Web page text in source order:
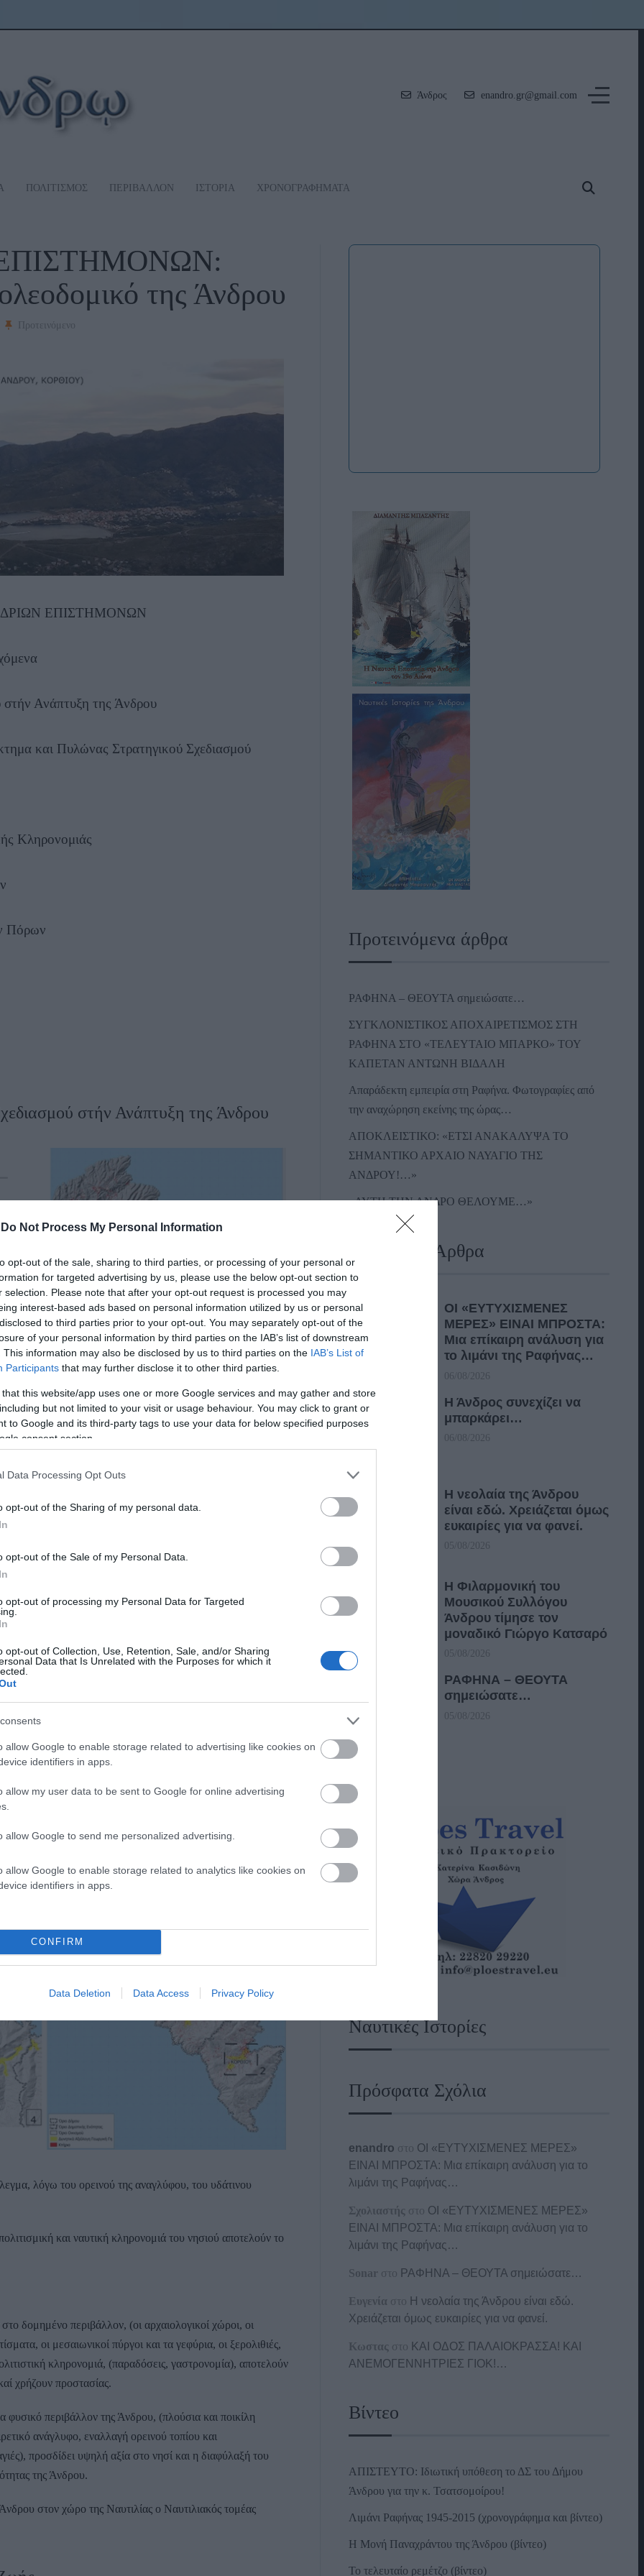
Do Not Process My Personal Information
opt-out of the sale, sharing to third parties, or processing of your personal or
for targeted advertising by us, please use the below opt-out section to
selection. Please note that after your opt-out request is processed you may
interest-based ads based on personal information utilized by us or personal
to third parties prior to your opt-out. You may separately opt-out of the
of your personal information by third parties on the IAB’s list of downstream
This information may also be disclosed by us to third parties on the IAB’s List of
Participants that may further disclose it to other third parties.
that this website/app uses one or more Google services and may gather and store
but not limited to your visit or usage behaviour. You may click to grant or
to Google and its third-party tags to use your data for below specified purposes
consent section.
Data Processing Opt Outs
opt-out of the Sharing of my personal data.
opt-out of the Sale of my Personal Data.
opt-out of processing my Personal Data for Targeted
opt-out of Collection, Use, Retention, Sale, and/or Sharing
Data that Is Unrelated with the Purposes for which it
allow Google to enable storage related to advertising like cookies on
identifiers in apps.
allow my user data to be sent to Google for online advertising
allow Google to send me personalized advertising.
allow Google to enable storage related to analytics like cookies on
identifiers in apps.
CONFIRM
Data Deletion Data Access Privacy Policy
Άνδρος enandro.gr@gmail.com
ΠΟΛΙΤΙΣΜΟΣ ΠΕΡΙΒΑΛΛΟΝ ΙΣΤΟΡΙΑ ΧΡΟΝΟΓΡΑΦΗΜΑΤΑ
της Άνδρου
Προτεινόμενο
ΕΠΙΣΤΗΜΟΝΩΝ
Ανάπτυξη της Άνδρου
και Πυλώνας Στρατηγικού Σχεδιασμού
Κληρονομιάς
Πόρων
στήν Ανάπτυξη της Άνδρου
πρόκειται να ορίσουν, μεταξύ άλλων:
προς πολεοδόμηση.
δραστηριοτήτων.
έκτακτης ανάγκης.
τις επόμενες δεκαετίες.
Πλεονέκτημα και Πυλώνας
λόγω του ορεινού της αναγλύφου, του υδάτινου
και ναυτική κληρονομιά του νησιού αποτελούν το
δομημένο περιβάλλον, (οι αρχαιολογικοί χώροι, οι
οι μεσαιωνικοί πύργοι και τα γεφύρια, οι ξερολιθιές,
κληρονομιά, (παραδόσεις, γαστρονομία), αποτελούν
χρήζουν προστασίας.
περιβάλλον της Άνδρου, (πλούσια και ποικίλη
ανάγλυφο, εναλλαγή ορεινού τοπίου και
προσδίδει υψηλή αξία στο νησί και η διαφύλαξή του
της Άνδρου.
στον χώρο της Ναυτιλίας ο Ναυτιλιακός τομέας
Προτεινόμενα άρθρα
ΡΑΦΗΝΑ – ΘΕΟΥΤΑ σημειώσατε…
ΣΥΓΚΛΟΝΙΣΤΙΚΟΣ ΑΠΟΧΑΙΡΕΤΙΣΜΟΣ ΣΤΗ
ΡΑΦΗΝΑ ΣΤΟ «ΤΕΛΕΥΤΑΙΟ ΜΠΑΡΚΟ» ΤΟΥ
ΚΑΠΕΤΑΝ ΑΝΤΩΝΗ ΒΙΔΑΛΗ
Απαράδεκτη εμπειρία στη Ραφήνα. Φωτογραφίες από
την αναχώρηση εκείνης της ώρας…
ΑΠΟΚΛΕΙΣΤΙΚΟ: «ΕΤΣΙ ΑΝΑΚΑΛΥΨΑ ΤΟ
ΣΗΜΑΝΤΙΚΟ ΑΡΧΑΙΟ ΝΑΥΑΓΙΟ ΤΗΣ
ΑΝΔΡΟΥ!…»
«ΑΥΤΗ ΤΗΝ ΑΝΔΡΟ ΘΕΛΟΥΜΕ…»
Πρόσφατα Άρθρα
ΟΙ «ΕΥΤΥΧΙΣΜΕΝΕΣ
ΜΕΡΕΣ» ΕΙΝΑΙ ΜΠΡΟΣΤΑ:
Μια επίκαιρη ανάλυση για
το λιμάνι της Ραφήνας…
06/08/2026
Η Άνδρος συνεχίζει να
μπαρκάρει…
06/08/2026
Η νεολαία της Άνδρου
είναι εδώ. Χρειάζεται όμως
ευκαιρίες για να φανεί.
05/08/2026
Η Φιλαρμονική του
Μουσικού Συλλόγου
Άνδρου τίμησε τον
μοναδικό Γιώργο Κατσαρό
05/08/2026
ΡΑΦΗΝΑ – ΘΕΟΥΤΑ
σημειώσατε…
05/08/2026
Ναυτικές Ιστορίες
Πρόσφατα Σχόλια
enandro στο ΟΙ «ΕΥΤΥΧΙΣΜΕΝΕΣ ΜΕΡΕΣ»
ΕΙΝΑΙ ΜΠΡΟΣΤΑ: Μια επίκαιρη ανάλυση για το
λιμάνι της Ραφήνας…
Σχολιαστής στο ΟΙ «ΕΥΤΥΧΙΣΜΕΝΕΣ ΜΕΡΕΣ»
ΕΙΝΑΙ ΜΠΡΟΣΤΑ: Μια επίκαιρη ανάλυση για το
λιμάνι της Ραφήνας…
Sonar στο ΡΑΦΗΝΑ – ΘΕΟΥΤΑ σημειώσατε…
Ευγενία στο Η νεολαία της Άνδρου είναι εδώ.
Χρειάζεται όμως ευκαιρίες για να φανεί.
Κωστας στο ΚΑΙ ΟΔΟΣ ΠΑΛΑIΟΚΡΑΣΣΑ! ΚΑΙ
ΑΝΕΜΟΓΕΝΝΗΤΡΙΕΣ ΓΙΟΚ!…
Βίντεο
ΑΠΙΣΤΕΥΤΟ: Ιδιωτική υπόθεση το ΔΣ του Δήμου
Άνδρου για την κ. Τσατσομοίρου!
Λιμάνι Ραφήνας 1945-2015 (χρονογράφημα και βίντεο)
Η Μονή Παναχράντου της Άνδρου (βίντεο)
Το τελευταίο ρεμέτζο (βίντεο)